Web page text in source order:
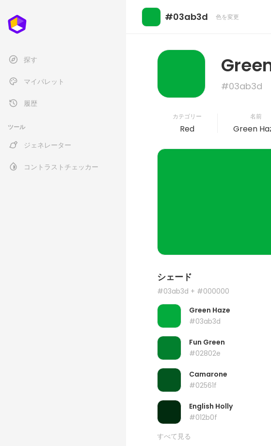
探す
マイパレット
履歴
ツール
ジェネレーター
コントラストチェッカー
#03ab3d 色を変更
#03ab3d
カテゴリー
Red
名前
Green
シェード
#03ab3d + #000000
Green Haze
#03ab3d
Fun Green
#02802e
Camarone
#02561f
English Holly
#012b0f
すべて見る